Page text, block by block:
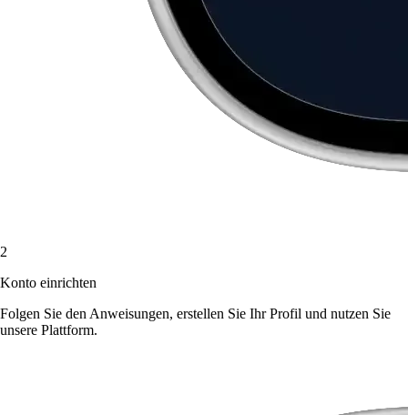
2
Konto einrichten
Folgen Sie den Anweisungen, erstellen Sie Ihr Profil und nutzen Sie
unsere Plattform.